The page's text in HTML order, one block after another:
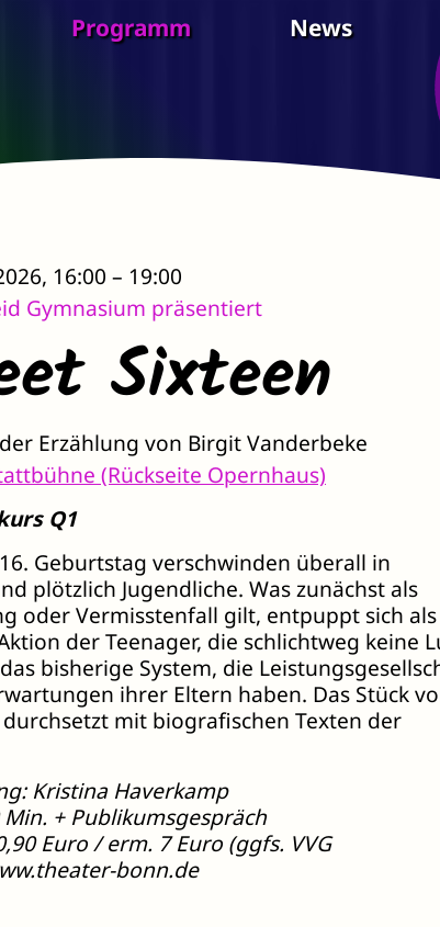
Programm News
16:00 – 19:00
Gymnasium präsentiert
Sixteen
Erzählung von Birgit Vanderbeke
(Rückseite Opernhaus)
Q1
Geburtstag verschwinden überall in
plötzlich Jugendliche. Was zunächst als
oder Vermisstenfall gilt, entpuppt sich
der Teenager, die schlichtweg keine
bisherige System, die
ihrer Eltern haben. Das Stück
mit biografischen Texten der
Kristina Haverkamp
Min. + Publikumsgespräch
Euro / erm. 7 Euro (ggfs. VVG
bonn.de